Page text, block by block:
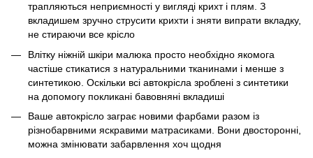
трапляються неприємності у вигляді крихт і плям. З
вкладишем зручно струсити крихти і зняти випрати вкладку,
не стираючи все крісло
Влітку ніжній шкіри малюка просто необхідно якомога
частіше стикатися з натуральними тканинами і менше з
синтетикою. Оскільки всі автокрісла зроблені з синтетики
на допомогу покликані бавовняні вкладиші
Ваше автокрісло заграє новими фарбами разом із
різнобарвними яскравими матрасиками. Вони двосторонні,
можна змінювати забарвлення хоч щодня